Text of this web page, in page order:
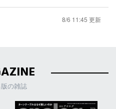
8/6 11:45 更新
の雑誌